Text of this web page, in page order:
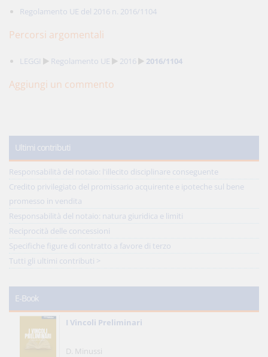
Regolamento UE del 2016 n. 2016/1104
Percorsi argomentali
LEGGI Regolamento UE 2016 2016/1104
Aggiungi un commento
Ultimi contributi
Responsabilità del notaio: l'illecito disciplinare conseguente
Credito privilegiato del promissario acquirente e ipoteche sul bene
promesso in vendita
Responsabilità del notaio: natura giuridica e limiti
Reciprocità delle concessioni
Specifiche figure di contratto a favore di terzo
Tutti gli ultimi contributi >
E-Book
I Vincoli Preliminari
D. Minussi